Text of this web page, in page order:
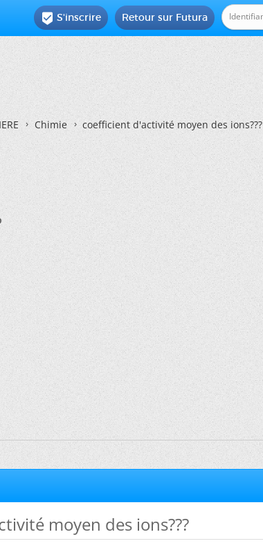
Retour sur Futura
 S'inscrire
Chimie coefficient d'activité moyen des ions???
moyen des ions???